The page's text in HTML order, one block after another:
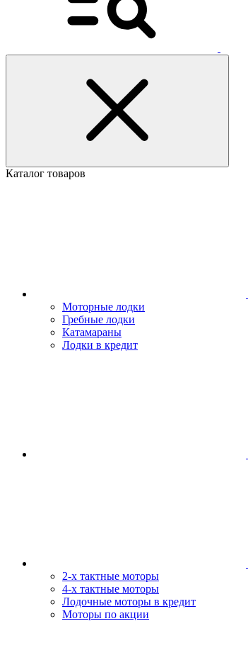
Каталог товаров
Моторные лодки
Гребные лодки
Катамараны
Лодки в кредит
2-х тактные моторы
4-х тактные моторы
Лодочные моторы в кредит
Моторы по акции